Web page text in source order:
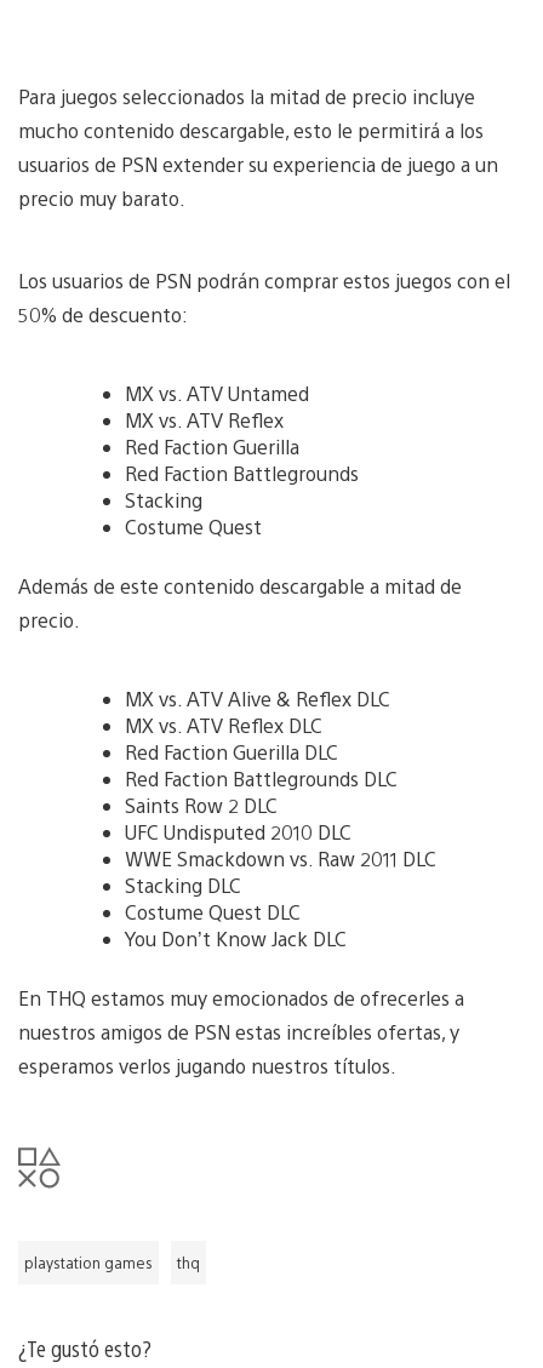
Para juegos seleccionados la mitad de precio incluye
mucho contenido descargable, esto le permitirá a los
usuarios de PSN extender su experiencia de juego a un
precio muy barato.
Los usuarios de PSN podrán comprar estos juegos con el
50% de descuento:
MX vs. ATV Untamed
MX vs. ATV Reflex
Red Faction Guerilla
Red Faction Battlegrounds
Stacking
Costume Quest
Además de este contenido descargable a mitad de
precio.
MX vs. ATV Alive & Reflex DLC
MX vs. ATV Reflex DLC
Red Faction Guerilla DLC
Red Faction Battlegrounds DLC
Saints Row 2 DLC
UFC Undisputed 2010 DLC
WWE Smackdown vs. Raw 2011 DLC
Stacking DLC
Costume Quest DLC
You Don’t Know Jack DLC
En THQ estamos muy emocionados de ofrecerles a
nuestros amigos de PSN estas increíbles ofertas, y
esperamos verlos jugando nuestros títulos.
playstation games thq
¿Te gustó esto?